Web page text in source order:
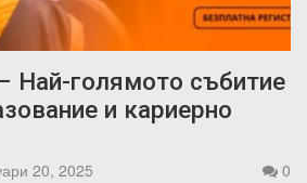
Най-голямото събитие
и кариерно
20, 2025
0